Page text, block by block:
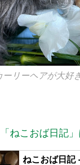
ーリーヘアが大好
ねこおば日記
ねこおば日記